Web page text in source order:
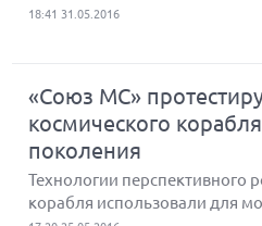
18:41 31.05.2016
«Союз МС»
космического
поколения
Технологии перспективного
корабля использовали для